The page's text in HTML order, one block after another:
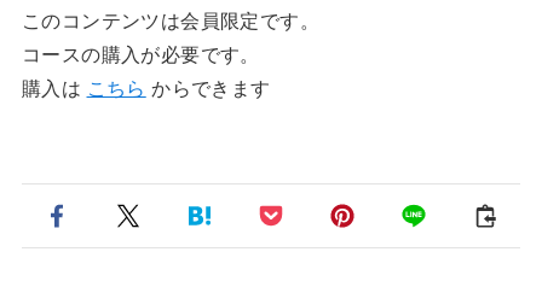
このコンテンツは会員限定です。
コースの購入が必要です。
購入は こちら からできます